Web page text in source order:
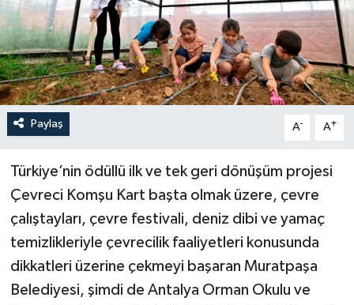
Paylaş A- A+
Türkiye’nin ödüllü ilk ve tek geri dönüşüm projesi
Çevreci Komşu Kart başta olmak üzere, çevre
çalıştayları, çevre festivali, deniz dibi ve yamaç
temizlikleriyle çevrecilik faaliyetleri konusunda
dikkatleri üzerine çekmeyi başaran Muratpaşa
Belediyesi, şimdi de Antalya Orman Okulu ve
Magazin
Resmi İlan
Sağlık & Yaşam
Siyaset
Spor